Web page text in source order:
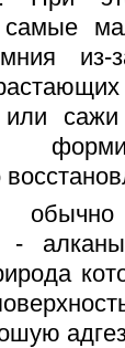
самые
из-
или
-